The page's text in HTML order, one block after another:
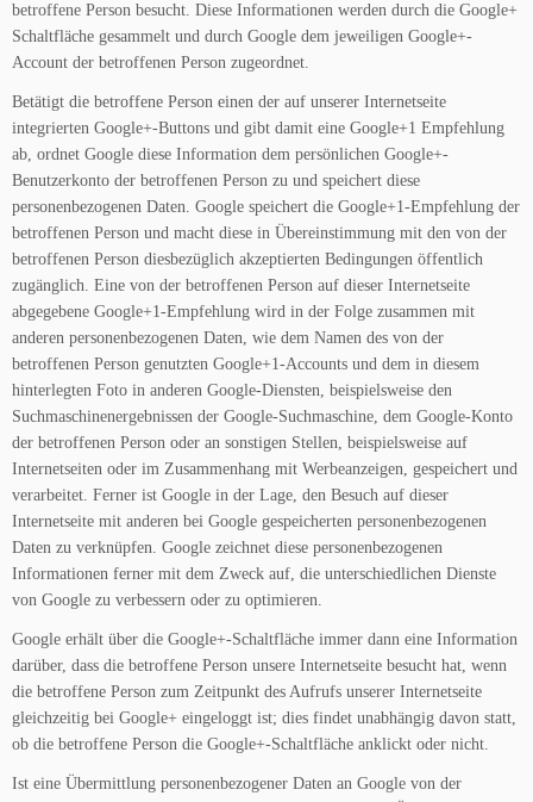
betroffene Person besucht. Diese Informationen werden durch die Google+
Schaltfläche gesammelt und durch Google dem jeweiligen Google+-
Account der betroffenen Person zugeordnet.
Betätigt die betroffene Person einen der auf unserer Internetseite
integrierten Google+-Buttons und gibt damit eine Google+1 Empfehlung
ab, ordnet Google diese Information dem persönlichen Google+-
Benutzerkonto der betroffenen Person zu und speichert diese
personenbezogenen Daten. Google speichert die Google+1-Empfehlung der
betroffenen Person und macht diese in Übereinstimmung mit den von der
betroffenen Person diesbezüglich akzeptierten Bedingungen öffentlich
zugänglich. Eine von der betroffenen Person auf dieser Internetseite
abgegebene Google+1-Empfehlung wird in der Folge zusammen mit
anderen personenbezogenen Daten, wie dem Namen des von der
betroffenen Person genutzten Google+1-Accounts und dem in diesem
hinterlegten Foto in anderen Google-Diensten, beispielsweise den
Suchmaschinenergebnissen der Google-Suchmaschine, dem Google-Konto
der betroffenen Person oder an sonstigen Stellen, beispielsweise auf
Internetseiten oder im Zusammenhang mit Werbeanzeigen, gespeichert und
verarbeitet. Ferner ist Google in der Lage, den Besuch auf dieser
Internetseite mit anderen bei Google gespeicherten personenbezogenen
Daten zu verknüpfen. Google zeichnet diese personenbezogenen
Informationen ferner mit dem Zweck auf, die unterschiedlichen Dienste
von Google zu verbessern oder zu optimieren.
Google erhält über die Google+-Schaltfläche immer dann eine Information
darüber, dass die betroffene Person unsere Internetseite besucht hat, wenn
die betroffene Person zum Zeitpunkt des Aufrufs unserer Internetseite
gleichzeitig bei Google+ eingeloggt ist; dies findet unabhängig davon statt,
ob die betroffene Person die Google+-Schaltfläche anklickt oder nicht.
Ist eine Übermittlung personenbezogener Daten an Google von der